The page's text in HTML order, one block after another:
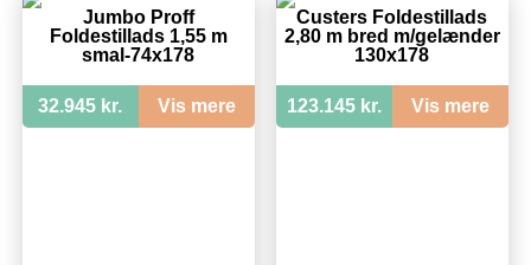
Jumbo Proff
Foldestillads 1,55 m
smal-74x178
32.945 kr. Vis mere
Custers Foldestillads
2,80 m bred m/gelænder
130x178
123.145 kr. Vis mere